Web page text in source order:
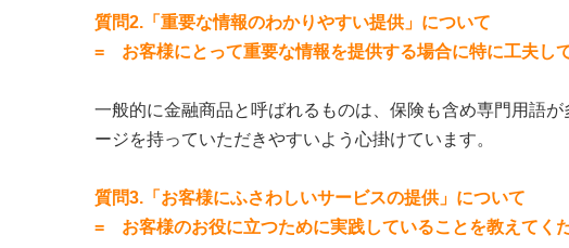
質問2.「重要な情報のわかりやすい提供」について
= お客様にとって重要な情報を提供する場合に特に工夫し
一般的に金融商品と呼ばれるものは、保険も含め専門用語
ージを持っていただきやすいよう心掛けています。
質問3.「お客様にふさわしいサービスの提供」について
= お客様のお役に立つために実践していることを教えてくだ